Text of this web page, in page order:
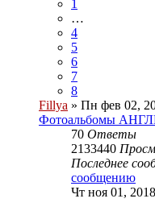
1
…
4
5
6
7
8
Fillya » Пн фев 02,
Фотоальбомы
70 Ответы
2133440
Последнее
сообщению
Чт ноя 01,